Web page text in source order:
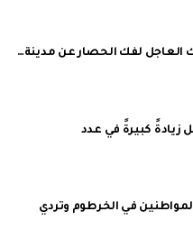
العاجل لفك الحصار عن مدينة…
زيادةً كبيرةً في عدد
في الخرطوم وتردي